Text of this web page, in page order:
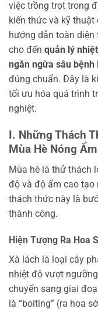
việc trồng trọt trong
kiến thức và kỹ thuật
hướng dẫn toàn diện
cho đến quản lý
ngăn ngừa sâu bệnh
đúng chuẩn. Đây là
tối ưu hóa quá trình
nghiệt.
I. Những Thách
Mùa Hè Nóng Ẩm
Mùa hè là thử thách
độ và độ ẩm cao tạo
thách thức này là
thành công.
Hiện Tượng Ra Hoa
Xà lách là loại cây
nhiệt độ vượt
chuyển sang giai
là “bolting” (ra hoa